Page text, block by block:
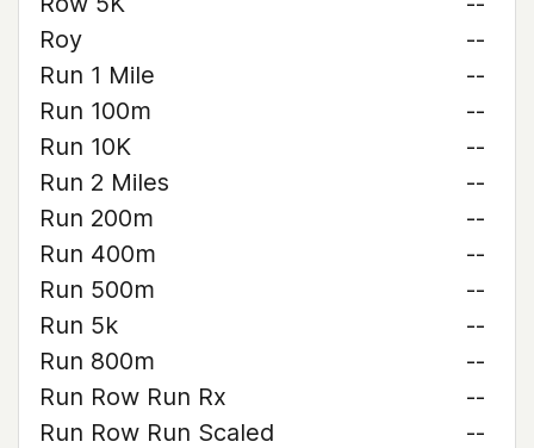
Roy
--
Run 1 Mile
--
Run 100m
--
Run 10K
--
Run 2 Miles
--
Run 200m
--
Run 400m
--
Run 500m
--
Run 5k
--
Run 800m
--
Run Row Run Rx
--
Run Row Run Scaled
--